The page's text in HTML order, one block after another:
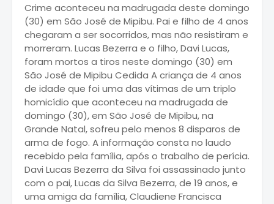
Crime aconteceu na madrugada deste domingo
(30) em São José de Mipibu. Pai e filho de 4 anos
chegaram a ser socorridos, mas não resistiram e
morreram. Lucas Bezerra e o filho, Davi Lucas,
foram mortos a tiros neste domingo (30) em
São José de Mipibu Cedida A criança de 4 anos
de idade que foi uma das vítimas de um triplo
homicídio que aconteceu na madrugada de
domingo (30), em São José de Mipibu, na
Grande Natal, sofreu pelo menos 8 disparos de
arma de fogo. A informação consta no laudo
recebido pela família, após o trabalho de perícia.
Davi Lucas Bezerra da Silva foi assassinado junto
com o pai, Lucas da Silva Bezerra, de 19 anos, e
uma amiga da família, Claudiene Francisca